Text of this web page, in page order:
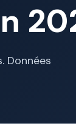
Données